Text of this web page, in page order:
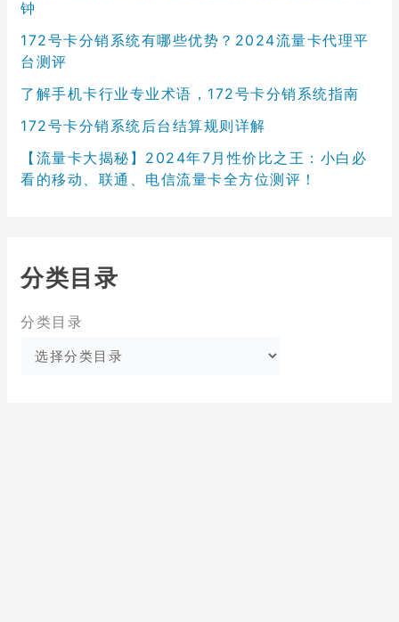
钟
172号卡分销系统有哪些优势？2024流量卡代理平
台测评
了解手机卡行业专业术语，172号卡分销系统指南
172号卡分销系统后台结算规则详解
【流量卡大揭秘】2024年7月性价比之王：小白必
看的移动、联通、电信流量卡全方位测评！
分类目录
分类目录